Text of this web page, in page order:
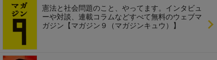
憲法と社会問題のこと、やってます。インタビュ
ーや対談、連載コラムなどすべて無料のウェブマ
ガジン【マガジン９（マガジンキュウ）】